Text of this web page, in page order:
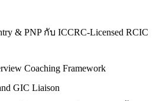
& PNP กับ ICCRC-Licensed RCIC
Coaching Framework
GIC Liaison